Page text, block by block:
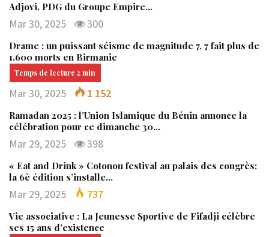
Adjovi, PDG du Groupe Empire…
Mar 30, 2025 300
Drame : un puissant séisme de magnitude 7, 7 fait plus de
1.600 morts en Birmanie
Mar 30, 2025 1 152
Ramadan 2025 : l’Union Islamique du Bénin annonce la
célébration pour ce dimanche 30…
Mar 29, 2025 398
« Eat and Drink » Cotonou festival au palais des congrès:
la 6è édition s’installe…
Mar 29, 2025 737
Vie associative : La Jeunesse Sportive de Fifadji célèbre
ses 15 ans d’existence